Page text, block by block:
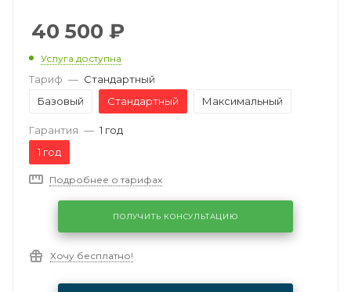
40 500 ₽
Услуга доступна
Тариф — Стандартный
Базовый
Стандартный Максимальный
Гарантия — 1 год
1 год
Подробнее о тарифах
ПОЛУЧИТЬ КОНСУЛЬТАЦИЮ
Хочу бесплатно!